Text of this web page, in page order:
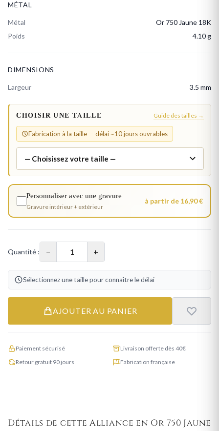
MÉTAL
Métal
Or 750 Jaune 18K
Poids
4.10 g
DIMENSIONS
Largeur 3.5 mm
CHOISIR UNE TAILLE Guide des tailles →
Fabrication à la taille — délai ~10 jours ouvrables
Personnaliser avec une gravure
Gravure intérieur + extérieur
à partir de 16,90 €
Quantité : − +
Sélectionnez une taille pour connaître le délai
AJOUTER AU PANIER
Paiement sécurisé
Livraison offerte dès 40€
Retour gratuit 90 jours
Fabrication française
Détails de cette Alliance en Or 750 Jaune